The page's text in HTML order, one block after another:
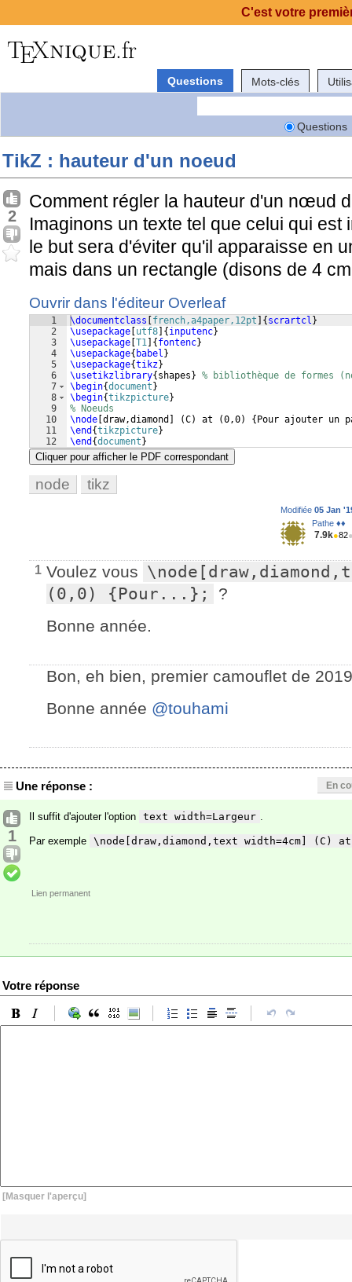
Questions Mots-clés
Questions
TikZ : hauteur d'un noeud
2
Comment régler la hauteur d'un nœud
Imaginons un texte tel que celui qui est
le but sera d'éviter qu'il apparaisse en
mais dans un rectangle (disons de 4
Ouvrir dans l'éditeur Overleaf
1
2
3
4
5
6
7
8
9
10
11
12
\documentclass french,a4paper,12pt { scrartcl }
\usepackage utf8 { inputenc}
\usepackage T1 { fontenc}
\usepackage{ babel }
\usepackage{tikz}
\usetikzlibrary{ shapes } % bibliothèque de formes
\begin{document }
\begin{tikzpicture}
% Noeuds
\node draw,diamond (C) at (0,0) { Pour ajouter un
\end {tikzpicture}
\end {document }
Cliquer pour afficher le PDF correspondant
node tikz
Modifiée 05 Jan
Pathe ♦♦
7.9k●82
1 Voulez vous
(0,0) {Pour...};
?
Bonne année.
Bon, eh bien, premier camouflet de
Bonne année @touhami
Une réponse : En
1
Il suffit d'ajouter l'option text width=Largeur .
Par exemple \node[draw,diamond,text width=4cm]
Lien permanent
Votre réponse
[Masquer l'aperçu]
C'est votre